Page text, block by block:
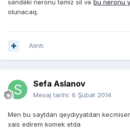
səndəki neronu təmiz sil və bu neronu
olunacaq.
Alıntı
Sefa Aslanov
Mesaj tarihi: 6 Şubat 2014
Men bu saytdan qeydiyyatdan
xais edirem komek etda